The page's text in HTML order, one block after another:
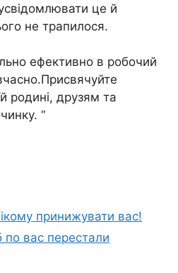
це й
не трапилося.
ефективно в робочий
родині, друзям та
“
принижувати вас!
вас перестали